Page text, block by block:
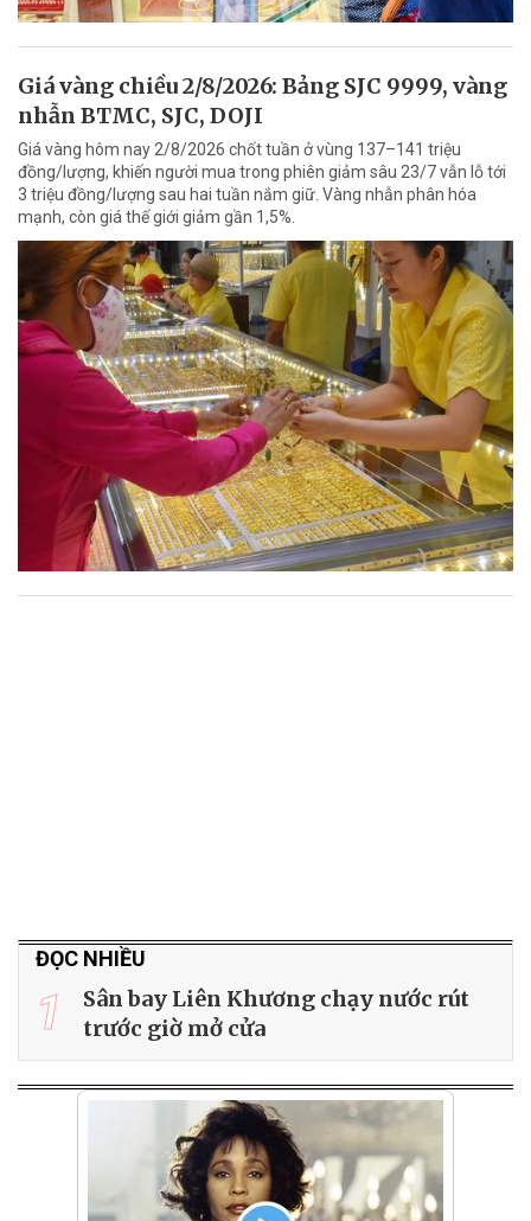
Giá vàng chiều 2/8/2026: Bảng SJC 9999, vàng
nhẫn BTMC, SJC, DOJI
Giá vàng hôm nay 2/8/2026 chốt tuần ở vùng 137–141 triệu
đồng/lượng, khiến người mua trong phiên giảm sâu 23/7 vẫn lỗ tới
3 triệu đồng/lượng sau hai tuần nắm giữ. Vàng nhẫn phân hóa
mạnh, còn giá thế giới giảm gần 1,5%.
ĐỌC NHIỀU
1
Sân bay Liên Khương chạy nước rút
trước giờ mở cửa